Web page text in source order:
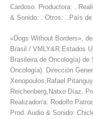
Cardoso. Productora: .
& Sonido: . Otros: . País de
«Dogs Without Borders»,
Brasil / VMLY&R Estados
Brasileira de Oncología)
Oncología). Dirección
Xenopoulos,Rafael
Reichenberg,Natxo Díaz.
Realizador/a: Rodolfo
Prod. Audio & Sonido: